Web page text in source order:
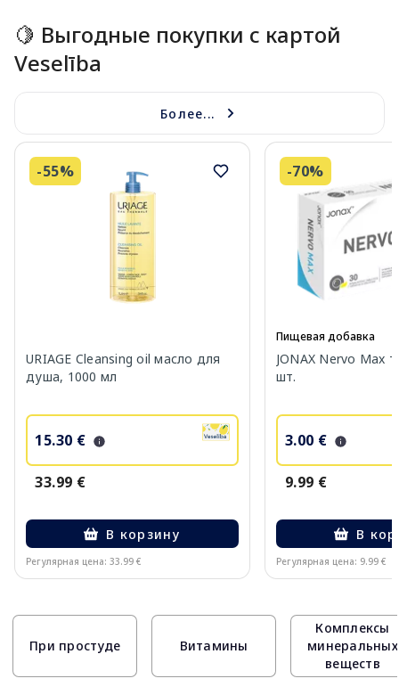
🍋 Выгодные покупки с картой
Veselība
Более...
-55%
URIAGE Cleansing oil масло для
душа, 1000 мл
15.30 €
33.99 €
В корзину
Регулярная цена: 33.99 €
-70%
Пищевая добавка
JONAX Nervo Max
шт.
3.00 €
9.99 €
В
Регулярная цена: 9.99 €
При простуде Витамины
Комплексы
минеральных
веществ